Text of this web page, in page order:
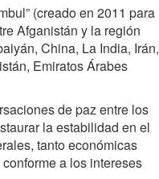
(creado en 2011 para
Afganistán y la región
China, La India, Irán,
Emiratos Árabes
de paz entre los
la estabilidad en el
tanto económicas
a los intereses